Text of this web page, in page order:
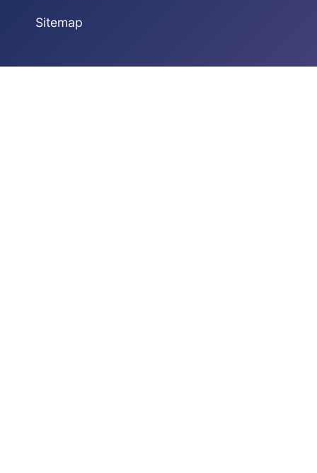
Sitemap